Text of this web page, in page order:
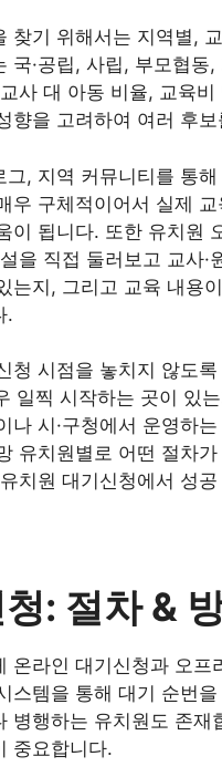
찾기 위해서는 지역별,
국·공립, 사립, 부모협
사 대 아동 비율, 교육
향을 고려하여 여러 후
, 지역 커뮤니티를 통
우 구체적이어서 실제
이 됩니다. 또한 유치원
을 직접 둘러보고 교사
는지, 그리고 교육 내용
.
청 시점을 놓치지 않도
일찍 시작하는 곳이 있
나 시·구청에서 운영하
유치원별로 어떤 절차
치원 대기신청에서 성
: 절차 &
온라인 대기신청과 오
스템을 통해 대기 순번
병행하는 유치원도 존
중요합니다.